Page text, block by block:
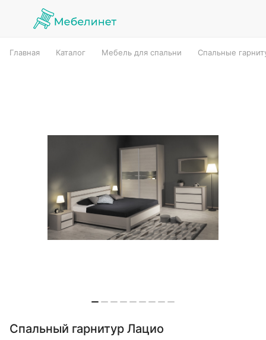
Главная Каталог Мебель для спальни Спальные
Спальный гарнитур Лацио